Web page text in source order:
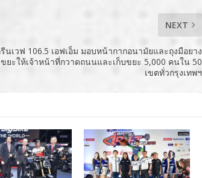
NEXT
นเวฟ 106.5 เอฟเอ็ม มอบหน้ากากอนามัยและถุงมือยาง
ขยะให้เจ้าหน้าที่กวาดถนนและเก็บขยะ 5,000 คนใน 50
เขตทั่วกรุงเทพฯ